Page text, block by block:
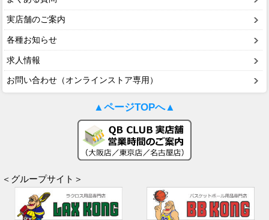
実店舗のご案内
各種お知らせ
求人情報
お問い合わせ（オンラインストア専用）
▲ページTOPへ▲
＜グループサイト＞